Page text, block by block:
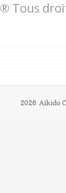
® Tous
2026 Aikido